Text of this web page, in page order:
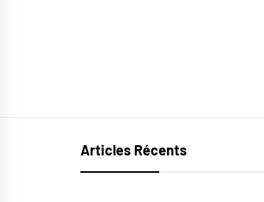
Articles Récents